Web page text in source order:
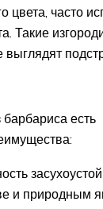
цвета, часто
Такие
есть
и природным